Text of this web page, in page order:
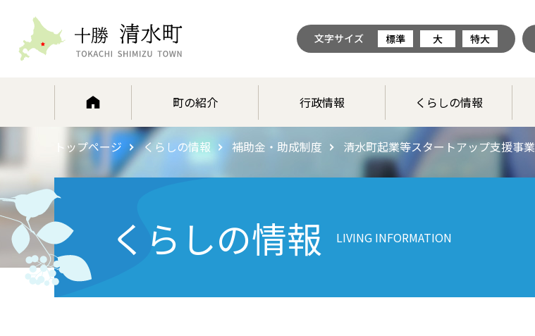
文字サイズ 標準 大 特大
町の紹介 行政情報 くらしの情報
トップページ くらしの情報 補助金・助成制度 清水町起業等スタートアップ支援事業
くらしの情報 LIVING INFORMATION